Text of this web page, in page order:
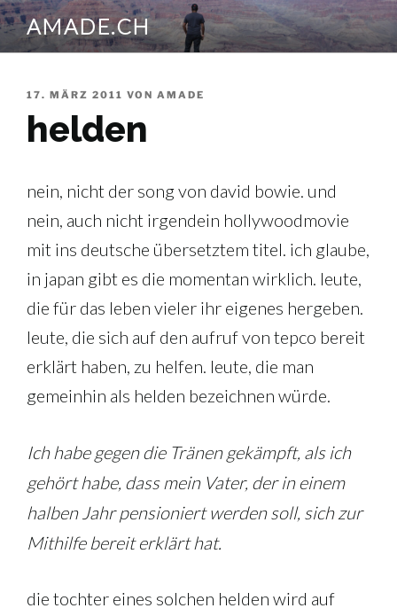
Zum
Inhalt
springen
AMADE.CH
VERÖFFENTLICHT
17. MÄRZ 2011 VON AMADE
helden
nein, nicht der song von david bowie. und
nein, auch nicht irgendein hollywoodmovie
mit ins deutsche übersetztem titel. ich glaube,
in japan gibt es die momentan wirklich. leute,
die für das leben vieler ihr eigenes hergeben.
leute, die sich auf den aufruf von tepco bereit
erklärt haben, zu helfen. leute, die man
gemeinhin als helden bezeichnen würde.
Ich habe gegen die Tränen gekämpft, als ich
gehört habe, dass mein Vater, der in einem
halben Jahr pensioniert werden soll, sich zur
Mithilfe bereit erklärt hat.
die tochter eines solchen helden wird auf